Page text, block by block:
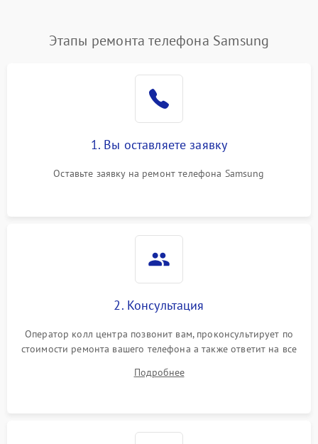
Не работает Face ID 4000 ₽ Подробнее →
Этапы ремонта телефона Samsung
1. Вы оставляете заявку
Оставьте заявку на ремонт телефона Samsung
2. Консультация
Оператор колл центра позвонит вам, проконсультирует по
стоимости ремонта вашего телефона а также ответит на все
Подробнее